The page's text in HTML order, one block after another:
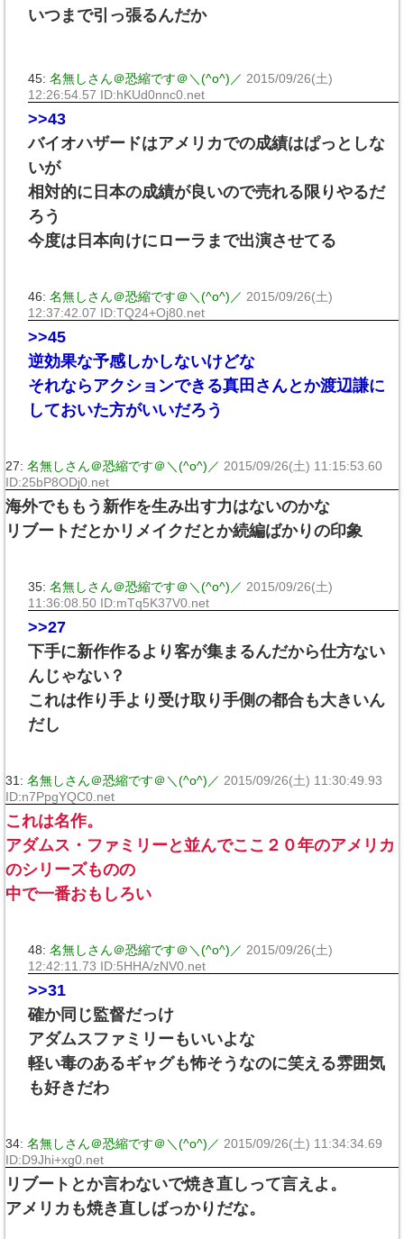
いつまで引っ張るんだか
45: 名無しさん＠恐縮です＠＼(^o^)／ 2015/09/26(土)
12:26:54.57 ID:hKUd0nnc0.net
>>43
バイオハザードはアメリカでの成績はぱっとしな
いが
相対的に日本の成績が良いので売れる限りやるだ
ろう
今度は日本向けにローラまで出演させてる
46: 名無しさん＠恐縮です＠＼(^o^)／ 2015/09/26(土)
12:37:42.07 ID:TQ24+Oj80.net
>>45
逆効果な予感しかしないけどな
それならアクションできる真田さんとか渡辺謙に
しておいた方がいいだろう
27: 名無しさん＠恐縮です＠＼(^o^)／ 2015/09/26(土) 11:15:53.60
ID:25bP8ODj0.net
海外でももう新作を生み出す力はないのかな
リブートだとかリメイクだとか続編ばかりの印象
35: 名無しさん＠恐縮です＠＼(^o^)／ 2015/09/26(土)
11:36:08.50 ID:mTq5K37V0.net
>>27
下手に新作作るより客が集まるんだから仕方ない
んじゃない？
これは作り手より受け取り手側の都合も大きいん
だし
31: 名無しさん＠恐縮です＠＼(^o^)／ 2015/09/26(土) 11:30:49.93
ID:n7PpgYQC0.net
これは名作。
アダムス・ファミリーと並んでここ２０年のアメリカ
のシリーズものの
中で一番おもしろい
48: 名無しさん＠恐縮です＠＼(^o^)／ 2015/09/26(土)
12:42:11.73 ID:5HHA/zNV0.net
>>31
確か同じ監督だっけ
アダムスファミリーもいいよな
軽い毒のあるギャグも怖そうなのに笑える雰囲気
も好きだわ
34: 名無しさん＠恐縮です＠＼(^o^)／ 2015/09/26(土) 11:34:34.69
ID:D9Jhi+xg0.net
リブートとか言わないで焼き直しって言えよ。
アメリカも焼き直しばっかりだな。